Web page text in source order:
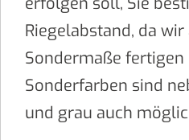
Riegelabstand, da wir
Sondermaße fertigen
Sonderfarben sind
und grau auch